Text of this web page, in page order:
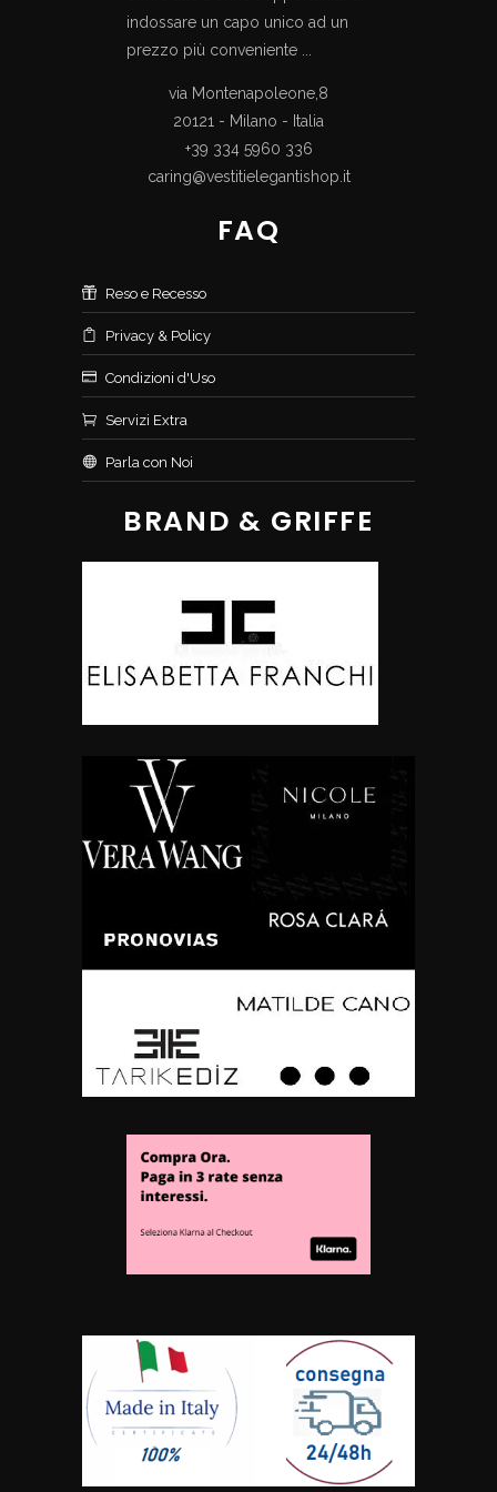
indossare un capo unico ad un
prezzo più conveniente ...
via Montenapoleone,8
20121 - Milano - Italia
+39 334 5960 336
caring@vestitielegantishop.it
FAQ
Reso e Recesso
Privacy & Policy
Condizioni d'Uso
Servizi Extra
Parla con Noi
BRAND & GRIFFE